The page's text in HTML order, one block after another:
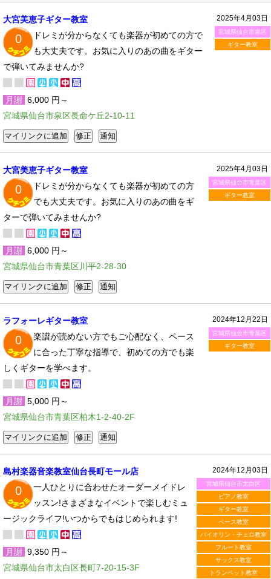
2025年4月03日
宮城県仙台市泉区
ギター教室
大宮美恵子ギター教室
0
ドレミが分からなくても楽器が初めての方で
も大丈夫です。お気に入りのあの曲をギター
で弾いてみませんか?
月謝 6,000 円～
宮城県仙台市泉区長命ケ丘2-10-11
2025年4月03日
宮城県仙台市青葉区
ギター教室
大宮美恵子ギター教室
0
ドレミが分からなくても楽器が初めての方
でも大丈夫です。お気に入りのあの曲をギ
ターで弾いてみませんか?
月謝 6,000 円～
宮城県仙台市青葉区川平2-28-30
2024年12月22日
宮城県仙台市青葉区
ギター教室
ラフォーレギター教室
0
楽譜が読めない方でもご心配なく、ペース
に合った丁寧な指導で、初めての方でも楽
しくギターを学べます。
月謝 5,000 円～
宮城県仙台市青葉区柏木1-2-40-2F
2024年12月03日
宮城県仙台市太白区
ピアノ教室
ギター教室
ベース教室
バイオリン・チェロ教室
フルート教室
サックス教室
トランペット教室
島村楽器音楽教室仙台長町モール店
0
一人ひとりに合わせたオーダーメイドレ
ッスン!さまざまなイベントで楽しむミュ
ージックライフ!いつからでもはじめられます!
月謝 9,350 円～
宮城県仙台市太白区長町7-20-15-3F